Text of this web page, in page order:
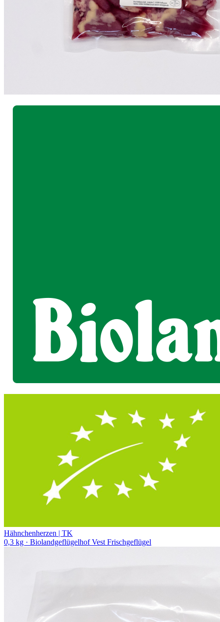
Hähnchenherzen | TK
0,3 kg · Biolandgeflügelhof Vest Frischgeflügel